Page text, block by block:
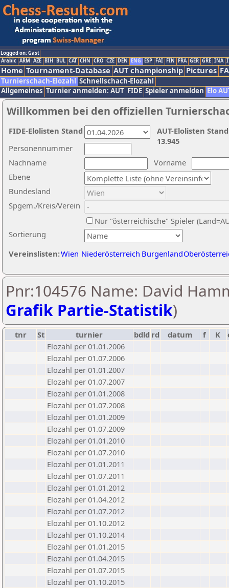
Logged on: Gast
Arabic ARM AZE BIH BUL CAT CHN CRO CZE DEN ENG ESP FAI FIN FRA GER GRE INA
Home Tournament-Database AUT championship Pictures
Turnierschach-Elozahl Schnellschach-Elozahl
Allgemeines Turnier anmelden: AUT FIDE Spieler anmelden Elo
Willkommen bei den offiziellen
Nachname
Vorname
Ebene
Sortierung
Personennummer
Bundesland
Spgem./Kreis/Verein
Nur "österreichische" Spieler
Vereinslisten:Wien Niederösterreich Burgenland
AUT-Elolisten
13.945
FIDE-Elolisten Stand
Pnr:104576 Name: David
Grafik Partie-Statistik)
tnr St turnier bdld rd datum f K
Elozahl per 01.01.2006
Elozahl per 01.07.2006
Elozahl per 01.01.2007
Elozahl per 01.07.2007
Elozahl per 01.01.2008
Elozahl per 01.07.2008
Elozahl per 01.01.2009
Elozahl per 01.07.2009
Elozahl per 01.01.2010
Elozahl per 01.07.2010
Elozahl per 01.01.2011
Elozahl per 01.07.2011
Elozahl per 01.01.2012
Elozahl per 01.04.2012
Elozahl per 01.07.2012
Elozahl per 01.10.2012
Elozahl per 01.10.2014
Elozahl per 01.01.2015
Elozahl per 01.04.2015
Elozahl per 01.07.2015
Elozahl per 01.10.2015